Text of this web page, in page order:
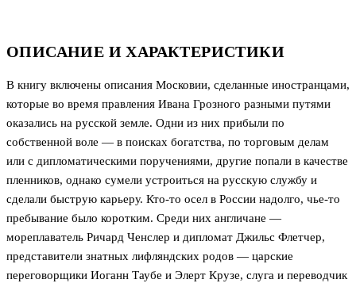
ОПИСАНИЕ И ХАРАКТЕРИСТИКИ
В книгу включены описания Московии, сделанные иностранцами,
которые во время правления Ивана Грозного разными путями
оказались на русской земле. Одни из них прибыли по
собственной воле — в поисках богатства, по торговым делам
или с дипломатическими поручениями, другие попали в качестве
пленников, однако сумели устроиться на русскую службу и
сделали быструю карьеру. Кто-то осел в России надолго, чье-то
пребывание было коротким. Среди них англичане —
мореплаватель Ричард Ченслер и дипломат Джильс Флетчер,
представители знатных лифляндских родов — царские
переговорщики Иоганн Таубе и Элерт Крузе, слуга и переводчик